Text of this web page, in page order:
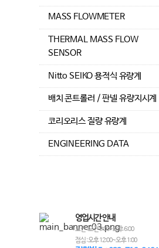
MASS FLOWMETER
THERMAL MASS FLOW
SENSOR
Nitto SEIKO 용적식 유량계
배치 콘트롤러 / 판넬 유량지시계
코리오리스 질량 유량계
ENGINEERING DATA
영업시간 안내
오전 : 오전 9:00~오후 6:00
점심 : 오후 12:00~오후 1:00